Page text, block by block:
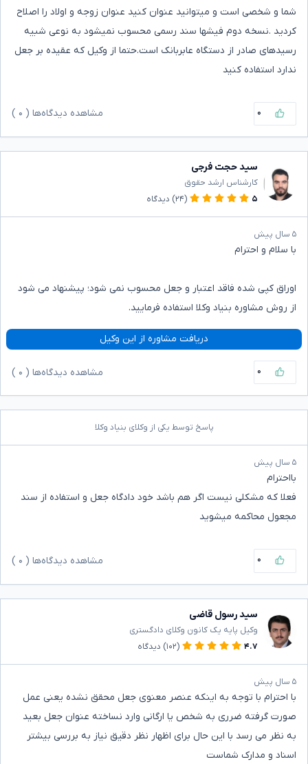
شما و شخصی است و میتوانید عنوان کنید عنوان زوجه و اولاد را اصلاح
کردید .نسخه دوم فیشها سند رسمی محسوب نمیشود به نوعی شبیه
رسیدهای صادر از دستگاه عابربانک است.حتما از وکیل که عقیده بر جعل
ندارد استفاده کنید
۰ مشاهده دیدگاه‌ها ( ۰
سید حجت فرجی
کارشناس ارشد حقوق
۵
(۲۴) دیدگاه
۵ سال پیش
با سلام و احترام
اوراق کپی شده فاقد اعتبار و جعل محسوب نمی شود؛ پیشنهاد می شود
از روش مشاوره بنیاد وکلا استفاده فرمایید.
دریافت مشاوره از این وکیل
۰ مشاهده دیدگاه‌ها ( ۰
پاسخ توسط یکی از وکلای بنیاد وکلا
۵ سال پیش
بااحترام
فعلا که مشکلی نیست اگر هم باشد خود دادگاه جعل و استفاده از سند
مجعول محاکمه میشوید
۰ مشاهده دیدگاه‌ها ( ۰
سید رسول قاضی
وکیل پایه یک کانون وکلای دادگستری
۴.۷
(۱۰۲) دیدگاه
۵ سال پیش
با احترام با توجه به اینکه عنصر معنوی جعل محقق نشده یعنی عمل
صورت گرفته ضرری به شخص یا ارگانی وارد نساخته عنوان جعل بعید
به نظر می رسد با این حال برای اظهار نظر دقیق نیاز به بررسی بیشتر
اسناد و مدارک شماست